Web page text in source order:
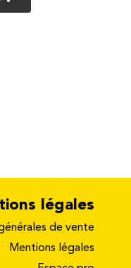
légales
de vente
Mentions légales